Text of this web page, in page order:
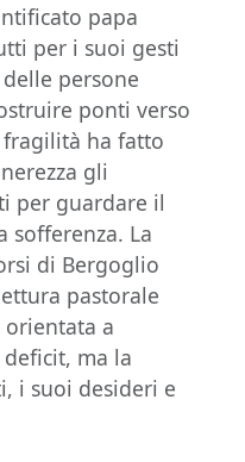
papa
per i suoi gesti
persone
ponti verso
ha fatto
gli
per guardare il
sofferenza. La
di Bergoglio
pastorale
a
ma la
i suoi desideri e